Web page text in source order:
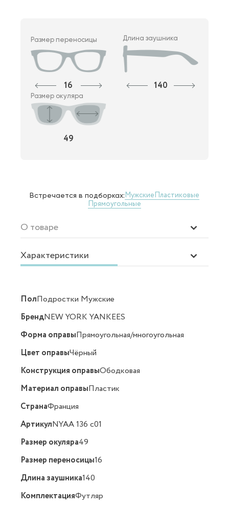
Размер переносицы
16
Длина заушника
140
Размер окуляра
49
Встречается в подборках:МужскиеПластиковые
Прямоугольные
О товаре
Характеристики
ПолПодростки Мужские
БрендNEW YORK YANKEES
Форма оправыПрямоугольная/многоугольная
Цвет оправыЧёрный
Конструкция оправыОбодковая
Материал оправыПластик
СтранаФранция
АртикулNYAA 136 c01
Размер окуляра49
Размер переносицы16
Длина заушника140
КомплектацияФутляр